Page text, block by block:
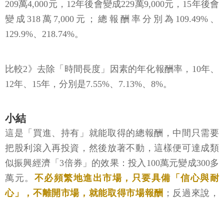
209萬4,000元，12年後會變成229萬9,000元，15年後會
變成318萬7,000元；總報酬率分別為109.49%、
129.9%、218.74%。
比較2》去除「時間長度」因素的年化報酬率，10年、
12年、15年，分別是7.55%、7.13%、8%。
小結
這是「買進、持有」就能取得的總報酬，中間只需要
把股利滾入再投資，然後放著不動，這樣便可達成類
似振興經濟「3倍券」的效果：投入100萬元變成300多
萬元。 不必頻繁地進出市場，只要具備「信心與耐
心」，不離開市場，就能取得市場報酬 ；反過來說，